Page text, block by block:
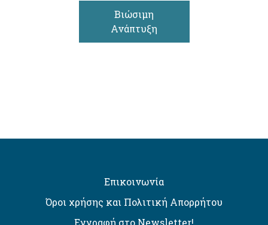
Βιώσιμη
Ανάπτυξη
Επικοινωνία
Όροι χρήσης και Πολιτική Απορρήτου